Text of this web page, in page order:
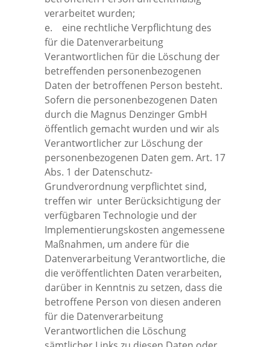
verarbeitet wurden;
e. eine rechtliche Verpflichtung des
für die Datenverarbeitung
Verantwortlichen für die Löschung der
betreffenden personenbezogenen
Daten der betroffenen Person besteht.
Sofern die personenbezogenen Daten
durch die Magnus Denzinger GmbH
öffentlich gemacht wurden und wir als
Verantwortlicher zur Löschung der
personenbezogenen Daten gem. Art. 17
Abs. 1 der Datenschutz-
Grundverordnung verpflichtet sind,
treffen wir unter Berücksichtigung der
verfügbaren Technologie und der
Implementierungskosten angemessene
Maßnahmen, um andere für die
Datenverarbeitung Verantwortliche, die
die veröffentlichten Daten verarbeiten,
darüber in Kenntnis zu setzen, dass die
betroffene Person von diesen anderen
für die Datenverarbeitung
Verantwortlichen die Löschung